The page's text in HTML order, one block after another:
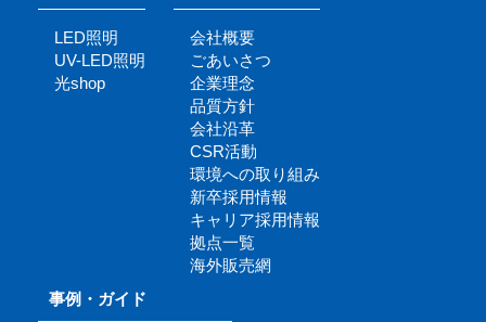
LED照明
UV-LED照明
光shop
会社概要
ごあいさつ
企業理念
品質方針
会社沿革
CSR活動
環境への取り組み
新卒採用情報
キャリア採用情報
拠点一覧
海外販売網
事例・ガイド